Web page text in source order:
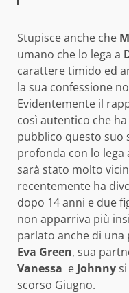
Stupisce anche che
umano che lo lega a
carattere timido ed
la sua confessione
Evidentemente il
così autentico che
pubblico questo suo
profonda con lo lega
sarà stato molto
recentemente ha
dopo 14 anni e due
non apparriva più
parlato anche di
Eva Green, sua
Vanessa e Johnny
scorso Giugno.